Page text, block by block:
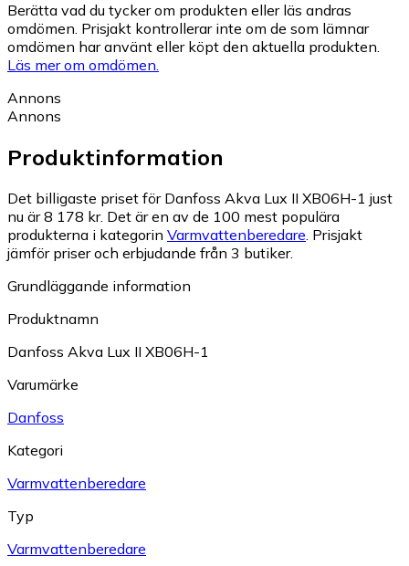
Berätta vad du tycker om produkten eller läs andras
omdömen. Prisjakt kontrollerar inte om de som lämnar
omdömen har använt eller köpt den aktuella produkten.
Läs mer om omdömen.
Annons
Annons
Produktinformation
Det billigaste priset för Danfoss Akva Lux II XB06H-1 just
nu är 8 178 kr. Det är en av de 100 mest populära
produkterna i kategorin Varmvattenberedare. Prisjakt
jämför priser och erbjudande från 3 butiker.
Grundläggande information
Produktnamn
Danfoss Akva Lux II XB06H-1
Varumärke
Danfoss
Kategori
Varmvattenberedare
Typ
Varmvattenberedare